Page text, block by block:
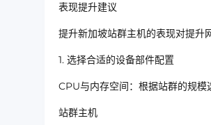
表现提升建议
提升新加坡站群主机的表现对提升
1. 选择合适的设备部件配置
CPU与内存空间：根据站群的规模
站群主机